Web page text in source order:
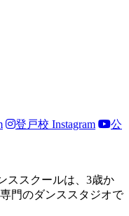
登戸校 Instagram
公
ススクールは、3歳か
門のダンススタジオで